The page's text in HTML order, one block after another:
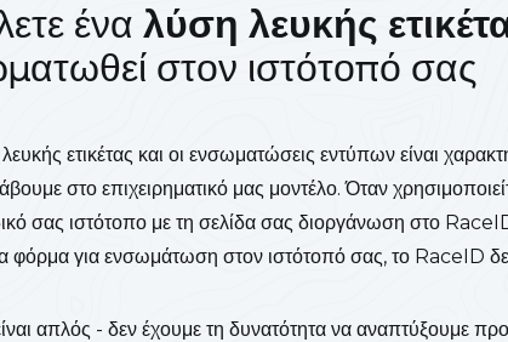
ένα λύση λευκής
στον ιστότοπό σας
ετικέτας και οι ενσωματώσεις εντύπων είναι
στο επιχειρηματικό μας μοντέλο. Όταν
σας ιστότοπο με τη σελίδα σας διοργάνωση στο
φόρμα για ενσωμάτωση στον ιστότοπό σας, το RaceID
απλός - δεν έχουμε τη δυνατότητα να αναπτύξουμε